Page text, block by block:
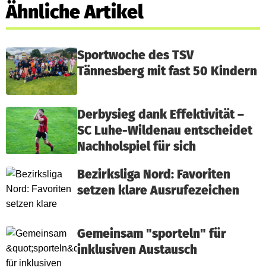
Ähnliche Artikel
Sportwoche des TSV
Tännesberg mit fast 50 Kindern
Derbysieg dank Effektivität –
SC Luhe-Wildenau entscheidet
Nachholspiel für sich
Bezirksliga Nord: Favoriten
setzen klare Ausrufezeichen
Gemeinsam "sporteln" für
inklusiven Austausch